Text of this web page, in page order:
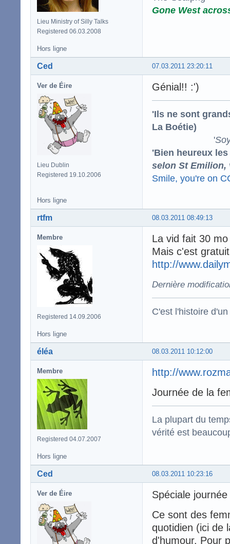
Lieu Ministry of Silly Talks
Registered 06.03.2008
Gone West
Hors ligne
07.03.2011 23:20:11
Ced
Ver de Éire
Lieu Dublin
Registered 19.10.2006
Génial!! :')
'Ils ne sont
La Boétie)
'
'Bien heureux
selon St Emilion,
Smile, you're on
Hors ligne
08.03.2011 08:49:13
rtfm
Membre
Registered 14.09.2006
La vid fait 30
Mais c'est
http://
Dernière
C'est l'histoire
Hors ligne
08.03.2011 10:12:00
éléa
Membre
Registered 04.07.2007
http://
Journée de la
La plupart du
vérité est
Hors ligne
08.03.2011 10:23:16
Ced
Ver de Éire
Spéciale
Ce sont des
quotidien (ici de
d'humour. Pour